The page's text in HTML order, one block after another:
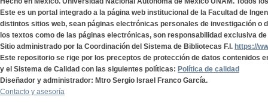
Este es un portal integrado a la página web institucional de la Facultad de
distintos sitios web, sean páginas electrónicas personales de investigación o
los textos como de las páginas electrónicas, son responsabilidad exclusiva
Sitio administrado por la Coordinación del Sistema de Bibliotecas F.I. https://
Este repositorio se rige por los preceptos de protección de datos contenidos
y el Sistema de Calidad con las siguientes políticas: Política de calidad
Diseñador y administrador: Mtro Sergio Israel Franco García.
Contacto y asesoría